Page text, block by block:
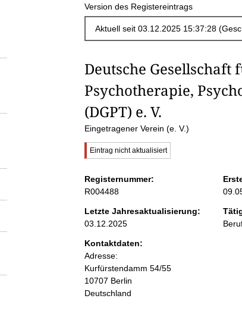
Version des Registereintrags
S
e
i
t
e
n
i
n
Deutsche Gesellschaft
Psychotherapie,
(DGPT) e. V.
Eingetragener Verein (e. V.)
W
i
h
t
g
e
H
i
n
w
e
Eintrag nicht aktualisiert
Registernummer:
R004488
Letzte Jahresaktualisierung:
03.12.2025
Kontaktdaten:
Adresse:
Kurfürstendamm 54/55
10707 Berlin
Deutschland